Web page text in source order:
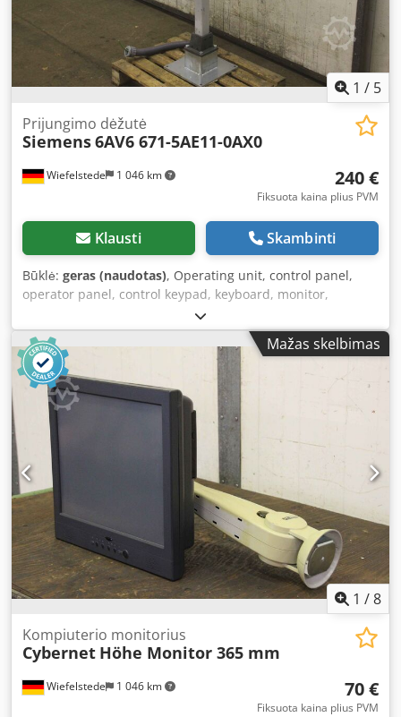
1 / 5
Wiefelstede 1 046 km
Prijungimo dėžutė
Siemens6AV6 671-5AE11-0AX0
240 €
Fiksuota kaina plius PVM
Klausti Skambinti
Būklė: geras (naudotas), Operating unit, control panel,
operator panel, control keypad, keyboard, monitor,
controller -Siemens: Profinet connection box PN Plus -on
operator console: with additional panel mount/emergency
stop button -Price: per unit -Quantity: 4 units -Dimensions:
420/350/H1220 mm Credpsfdb Uujfx Akwsf -Weight: 30 kg
Mažas skelbimas
1 /8
Wiefelstede 1 046 km
Kompiuterio monitorius
Cybernet Höhe Monitor 365 mm
70 €
Fiksuota kaina plius PVM